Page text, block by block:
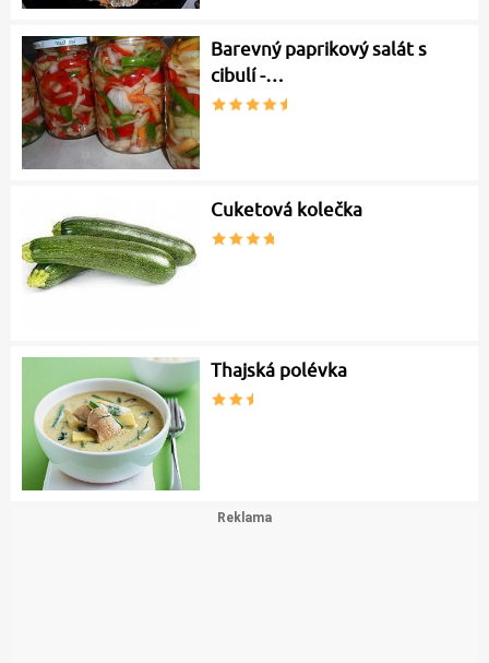
Barevný paprikový salát s
cibulí -…
Cuketová kolečka
Thajská polévka